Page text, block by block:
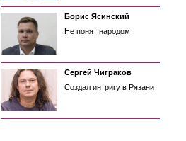
Борис Ясинский
Не понят народом
Сергей Чиграков
Создал интригу в Рязани